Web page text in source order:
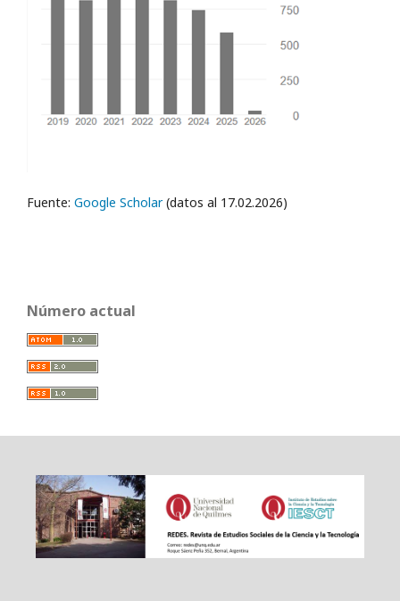
Fuente: Google Scholar(datos al 17.02.2026)
Número actual